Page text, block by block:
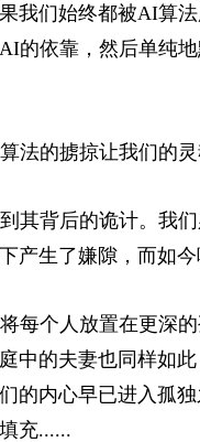
我们始终都被AI算
的依靠，然后单纯
法的掳掠让我们的
其背后的诡计。我
产生了嫌隙，而如
每个人放置在更深
中的夫妻也同样如
的内心早已进入孤
充......